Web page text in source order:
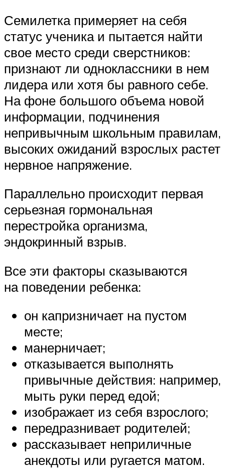
Семилетка примеряет на себя
статус ученика и пытается найти
свое место среди сверстников:
признают ли одноклассники в нем
лидера или хотя бы равного себе.
На фоне большого объема новой
информации, подчинения
непривычным школьным правилам,
высоких ожиданий взрослых растет
нервное напряжение.
Параллельно происходит первая
серьезная гормональная
перестройка организма,
эндокринный взрыв.
Все эти факторы сказываются
на поведении ребенка:
он капризничает на пустом
месте;
манерничает;
отказывается выполнять
привычные действия: например,
мыть руки перед едой;
изображает из себя взрослого;
передразнивает родителей;
рассказывает неприличные
анекдоты или ругается матом.